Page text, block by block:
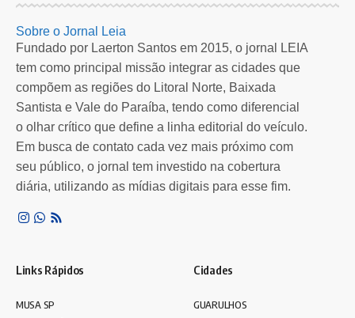
ECONOMIA
Caixa paga novo Bolsa Família a beneficiários com
NIS de final 4
Mães de bebês de até seis meses recebem adicional de R$ 50
Por Lailson Nascimento 3 anos atrás
Sobre o Jornal Leia
Fundado por Laerton Santos em 2015, o jornal LEIA
tem como principal missão integrar as cidades que
compõem as regiões do Litoral Norte, Baixada
Santista e Vale do Paraíba, tendo como diferencial
o olhar crítico que define a linha editorial do veículo.
Em busca de contato cada vez mais próximo com
seu público, o jornal tem investido na cobertura
diária, utilizando as mídias digitais para esse fim.
Links Rápidos
MUSA SP
Cidades
GUARULHOS